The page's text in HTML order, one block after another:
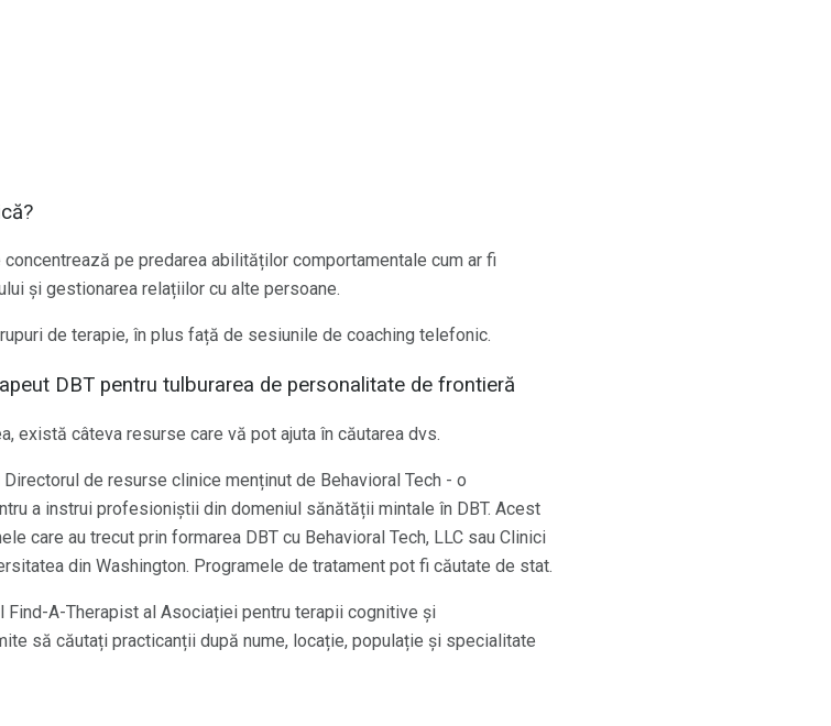
pe predarea abilităților comportamentale cum ar fi
și gestionarea relațiilor cu alte persoane.
de terapie, în plus față de sesiunile de coaching telefonic.
DBT pentru tulburarea de personalitate de frontieră
există câteva resurse care vă pot ajuta în căutarea dvs.
de resurse clinice menținut de Behavioral Tech - o
a instrui profesioniștii din domeniul sănătății mintale în DBT. Acest
care au trecut prin formarea DBT cu Behavioral Tech, LLC sau Clinici
din Washington. Programele de tratament pot fi căutate de stat.
A-Therapist al Asociației pentru terapii cognitive și
să căutați practicanții după nume, locație, populație și specialitate